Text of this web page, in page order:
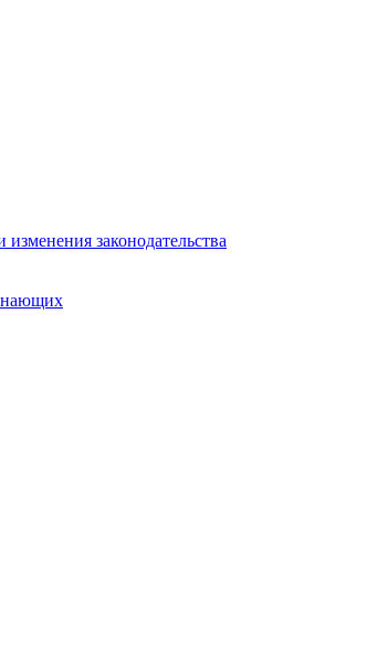
законодательства